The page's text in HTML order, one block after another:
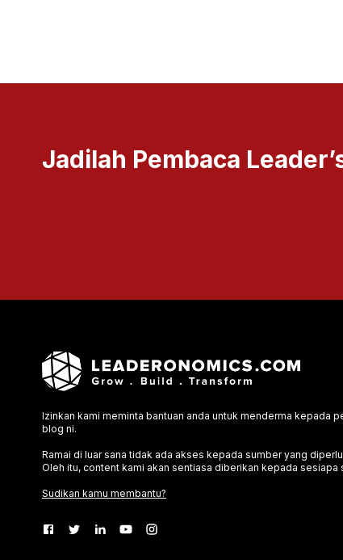
Jadilah Pembaca
Izinkan kami meminta bantuan anda untuk menderma kepada
blog ni.
Ramai di luar sana tidak ada akses kepada sumber yang
Oleh itu, content kami akan sentiasa diberikan kepada sesiapa
Sudikan kamu membantu?